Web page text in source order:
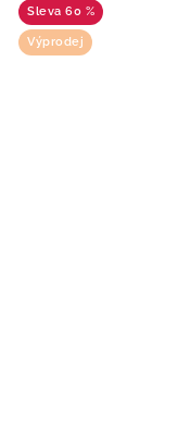
60 %
Výprodej